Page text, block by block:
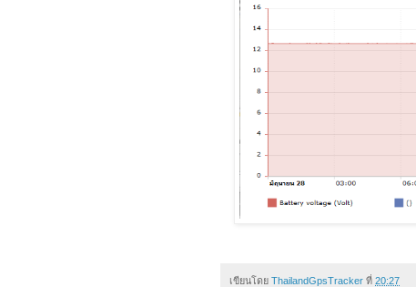
เขียนโดย ThailandGpsTracker ที่ 20:27